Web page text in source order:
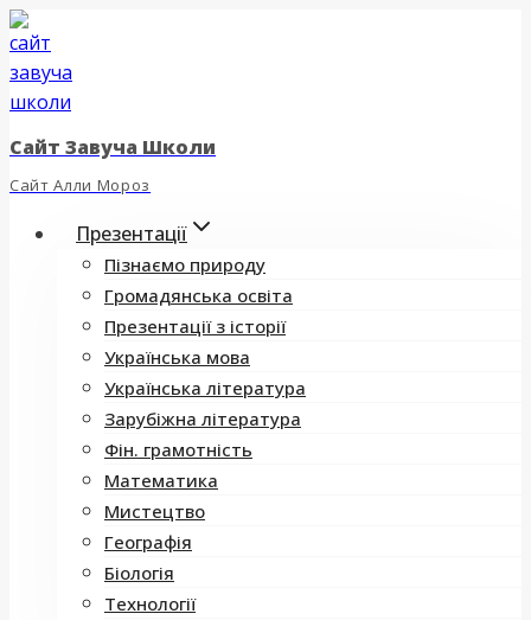
Перейти
до
вмісту
Сайт Завуча Школи
Сайт Алли Мороз
Презентації
Пізнаємо природу
Громадянська освіта
Презентації з історії
Українська мова
Українська література
Зарубіжна література
Фін. грамотність
Математика
Мистецтво
Географія
Біологія
Технології